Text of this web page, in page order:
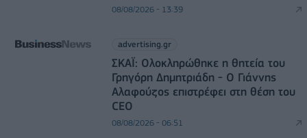
08/08/2026 - 13:39
advertising.gr
ΣΚΑΪ: Ολοκληρώθηκε η θητεία του
Γρηγόρη Δημητριάδη - Ο Γιάννης
Αλαφούζος επιστρέφει στη θέση του
CEO
08/08/2026 - 06:51